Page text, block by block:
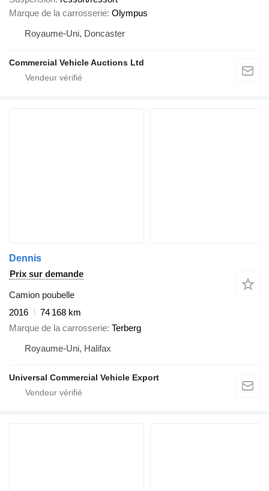
Marque de la carrosserie Olympus
Royaume-Uni, Doncaster
Commercial Vehicle Auctions Ltd
Dennis
Prix sur demande
Camion poubelle
2016
74 168 km
Marque de la carrosserie Terberg
Royaume-Uni, Halifax
Universal Commercial Vehicle Export